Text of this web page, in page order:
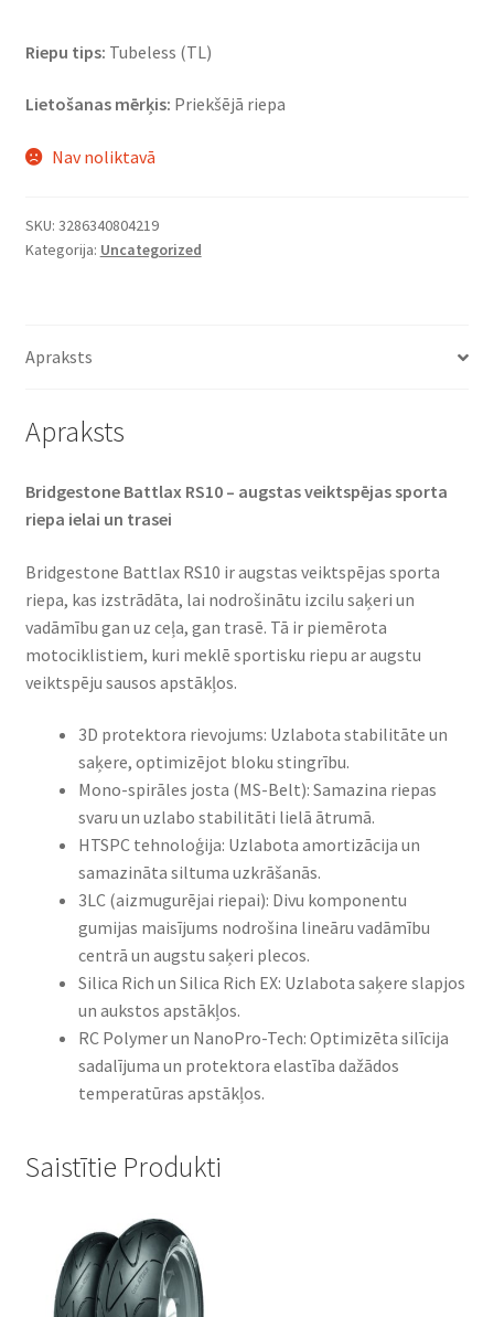
Riepu tips: Tubeless (TL)
Lietošanas mērķis: Priekšējā riepa
Nav noliktavā
SKU: 3286340804219
Kategorija: Uncategorized
Apraksts
Apraksts
Bridgestone Battlax RS10 – augstas veiktspējas sporta
riepa ielai un trasei​
Bridgestone Battlax RS10 ir augstas veiktspējas sporta
riepa, kas izstrādāta, lai nodrošinātu izcilu saķeri un
vadāmību gan uz ceļa, gan trasē. Tā ir piemērota
motociklistiem, kuri meklē sportisku riepu ar augstu
veiktspēju sausos apstākļos.​
3D protektora rievojums: Uzlabota stabilitāte un
saķere, optimizējot bloku stingrību.​
Mono-spirāles josta (MS-Belt): Samazina riepas
svaru un uzlabo stabilitāti lielā ātrumā.​
HTSPC tehnoloģija: Uzlabota amortizācija un
samazināta siltuma uzkrāšanās.​
3LC (aizmugurējai riepai): Divu komponentu
gumijas maisījums nodrošina lineāru vadāmību
centrā un augstu saķeri plecos.​
Silica Rich un Silica Rich EX: Uzlabota saķere slapjos
un aukstos apstākļos.​
RC Polymer un NanoPro-Tech: Optimizēta silīcija
sadalījuma un protektora elastība dažādos
temperatūras apstākļos.
Saistītie Produkti